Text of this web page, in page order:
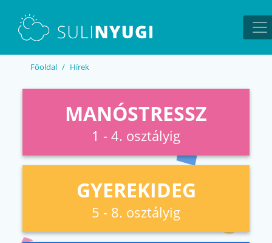
Főoldal Hírek
MANÓSTRESSZ
1 - 4. osztályig
GYEREKIDEG
5 - 8. osztályig